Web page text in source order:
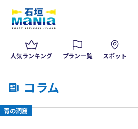
人気ランキング プラン一覧 スポット
コラム
青の洞窟